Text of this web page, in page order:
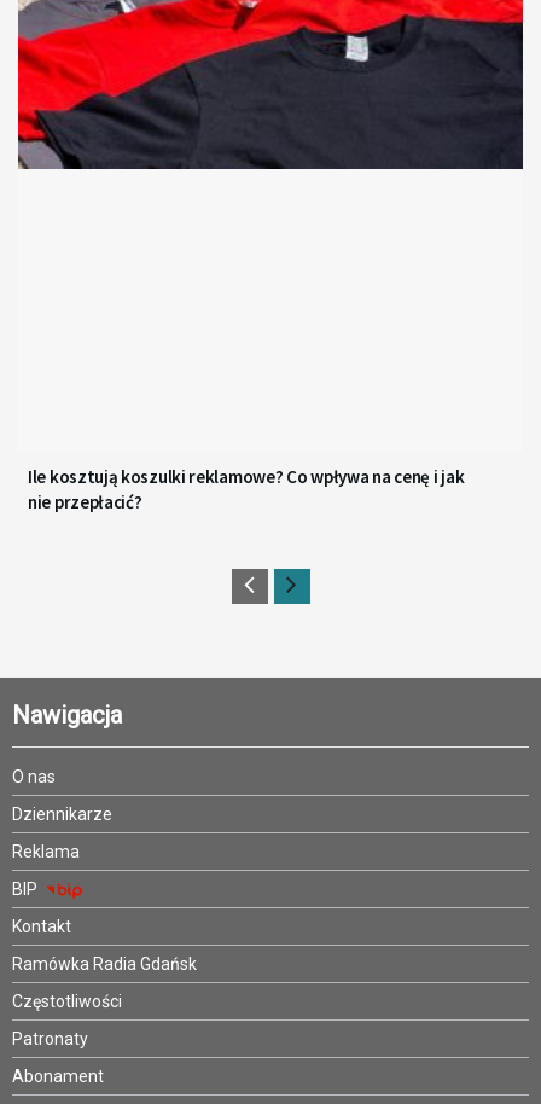
Ile kosztują koszulki reklamowe? Co wpływa na cenę i jak
nie przepłacić?
Nawigacja
O nas
Dziennikarze
Reklama
BIP
Kontakt
Ramówka Radia Gdańsk
Częstotliwości
Patronaty
Abonament